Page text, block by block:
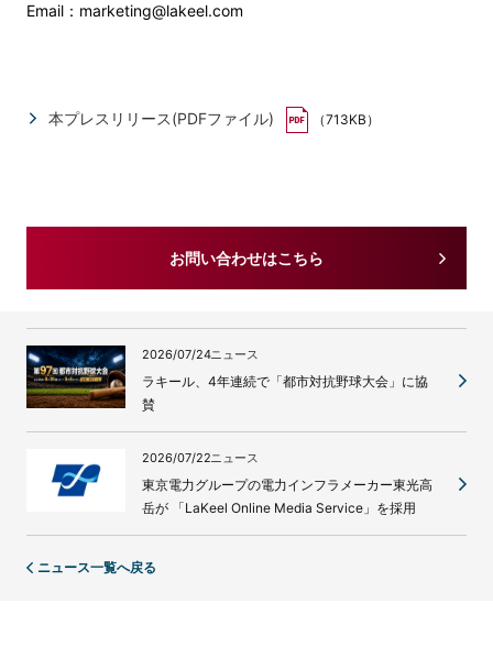
Email：marketing@lakeel.com
本プレスリリース(PDFファイル) （713KB）
お問い合わせはこちら
2026/07/24ニュース
ラキール、4年連続で「都市対抗野球大会」に協
賛
2026/07/22ニュース
東京電力グループの電力インフラメーカー東光高
岳が 「LaKeel Online Media Service」を採用
ニュース一覧へ戻る